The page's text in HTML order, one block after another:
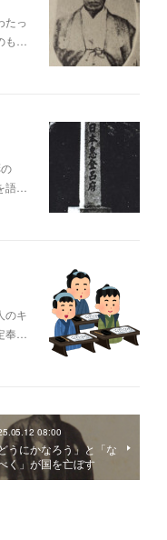
たっ
も…
語…
のキ
奉…
08:00
どうにかなろう」と「な
く」が国を亡ぼす